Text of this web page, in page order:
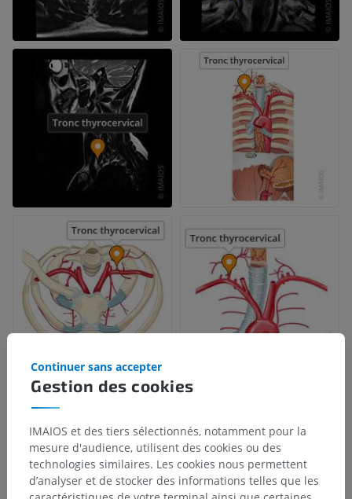
Gestion des cookies
Continuer sans accepter
IMAIOS et des tiers sélectionnés, notamment pour la
mesure d'audience, utilisent des cookies ou des
technologies similaires. Les cookies nous permettent
d’analyser et de stocker des informations telles que les